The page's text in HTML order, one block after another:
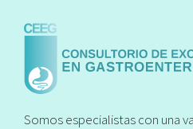
Somos especialistas con una